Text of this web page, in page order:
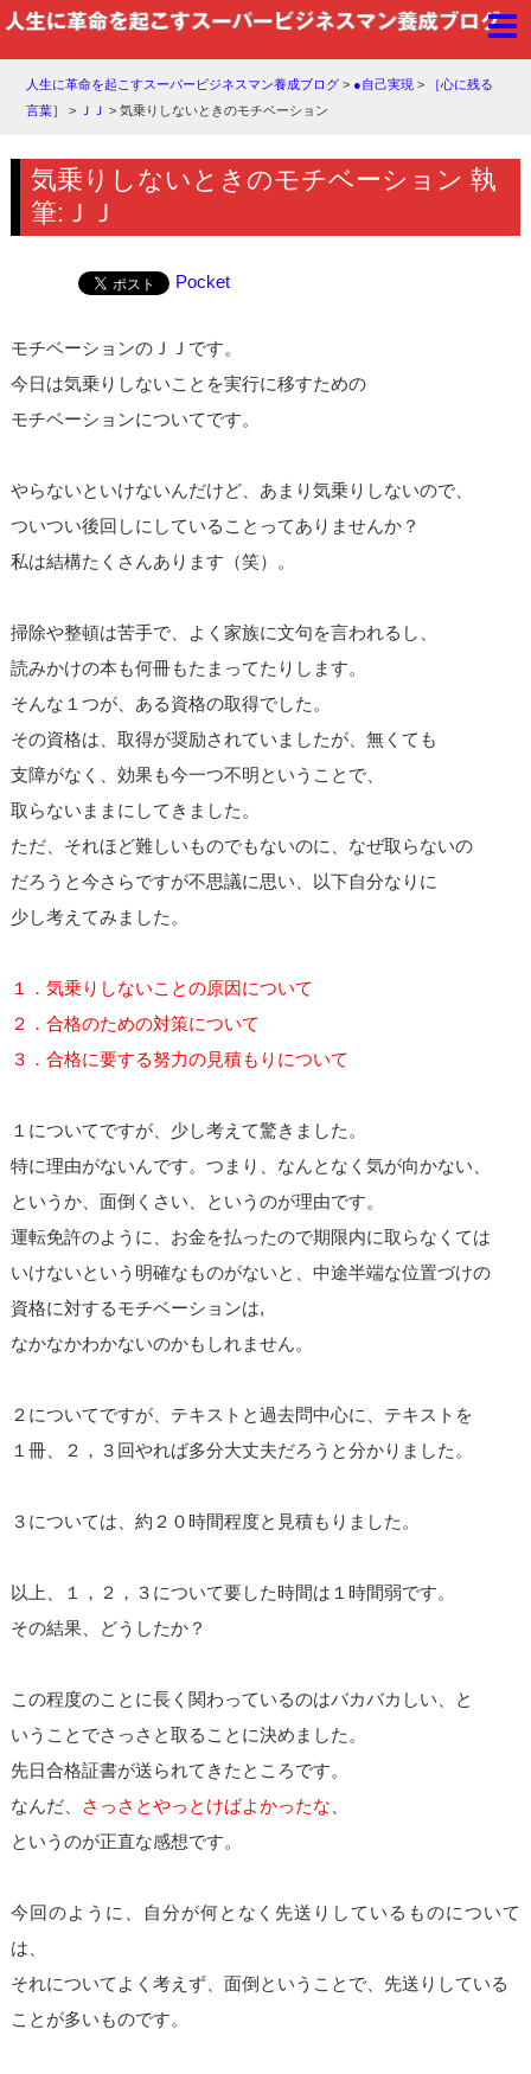
人生に革命を起こすスーパービジネスマン養成ブログ > ●自己実現 >
［心に残る
言葉］
> ＪＪ >気乗りしないときのモチベーション
気乗りしないときのモチベーション 執
筆:ＪＪ
Pocket
モチベーションのＪＪです。
今日は気乗りしないことを実行に移すための
モチベーションについてです。
やらないといけないんだけど、あまり気乗りしないので、
ついつい後回しにしていることってありませんか？
私は結構たくさんあります（笑）。
掃除や整頓は苦手で、よく家族に文句を言われるし、
読みかけの本も何冊もたまってたりします。
そんな１つが、ある資格の取得でした。
その資格は、取得が奨励されていましたが、無くても
支障がなく、効果も今一つ不明ということで、
取らないままにしてきました。
ただ、それほど難しいものでもないのに、なぜ取らないの
だろうと今さらですが不思議に思い、以下自分なりに
少し考えてみました。
１．気乗りしないことの原因について
２．合格のための対策について
３．合格に要する努力の見積もりについて
１についてですが、少し考えて驚きました。
特に理由がないんです。つまり、なんとなく気が向かない、
というか、面倒くさい、というのが理由です。
運転免許のように、お金を払ったので期限内に取らなくては
いけないという明確なものがないと、中途半端な位置づけの
資格に対するモチベーションは,
なかなかわかないのかもしれません。
２についてですが、テキストと過去問中心に、テキストを
１冊、２，３回やれば多分大丈夫だろうと分かりました。
３については、約２０時間程度と見積もりました。
以上、１，２，３について要した時間は１時間弱です。
その結果、どうしたか？
この程度のことに長く関わっているのはバカバカしい、と
いうことでさっさと取ることに決めました。
先日合格証書が送られてきたところです。
なんだ、
さっさとやっとけばよかったな
というのが正直な感想です。
今回のように、自分が何となく先送りしているものについて
は、
それについてよく考えず、面倒ということで、先送りしている
ことが多いものです。